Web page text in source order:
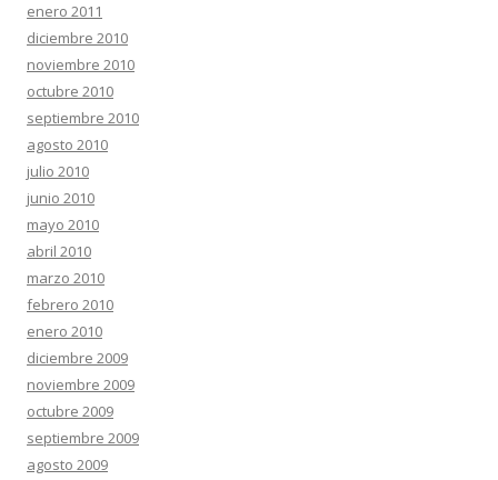
enero 2011
diciembre 2010
noviembre 2010
octubre 2010
septiembre 2010
agosto 2010
julio 2010
junio 2010
mayo 2010
abril 2010
marzo 2010
febrero 2010
enero 2010
diciembre 2009
noviembre 2009
octubre 2009
septiembre 2009
agosto 2009